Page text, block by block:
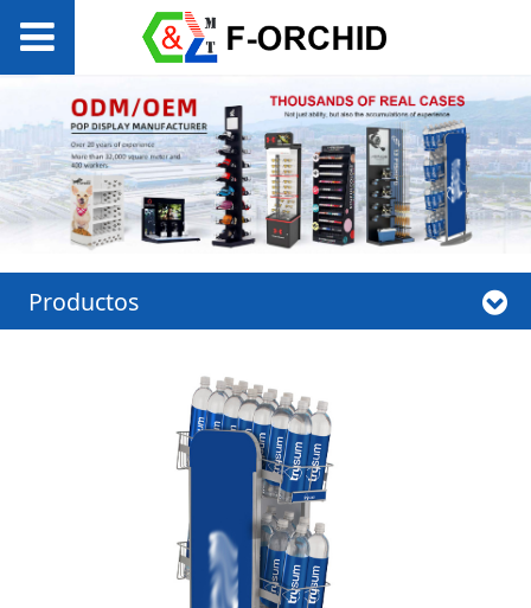
Productos
Estante de
exhibición de
piensos de gravedad
ultradelgada